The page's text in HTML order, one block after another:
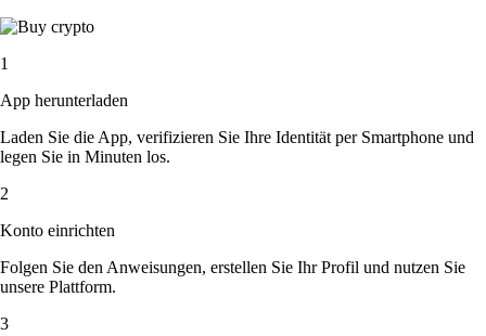
1
App herunterladen
Laden Sie die App, verifizieren Sie Ihre Identität per Smartphone und
legen Sie in Minuten los.
2
Konto einrichten
Folgen Sie den Anweisungen, erstellen Sie Ihr Profil und nutzen Sie
unsere Plattform.
3